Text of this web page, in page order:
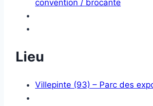
convention / brocante
Lieu
Villepinte (93) – Parc des